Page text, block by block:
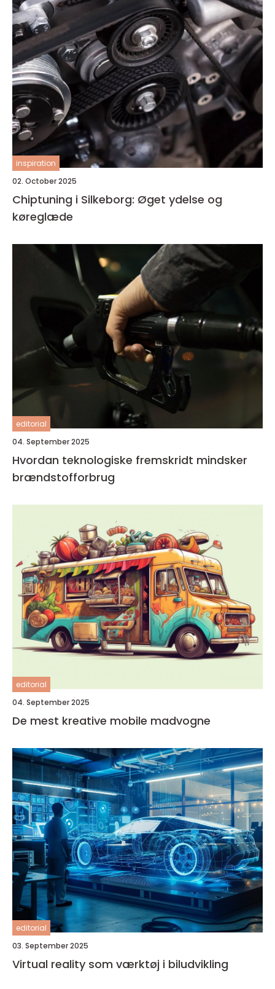
inspiration
02. October 2025
Chiptuning i Silkeborg: Øget ydelse og
køreglæde
editorial
04. September 2025
Hvordan teknologiske fremskridt mindsker
brændstofforbrug
editorial
04. September 2025
De mest kreative mobile madvogne
editorial
03. September 2025
Virtual reality som værktøj i biludvikling